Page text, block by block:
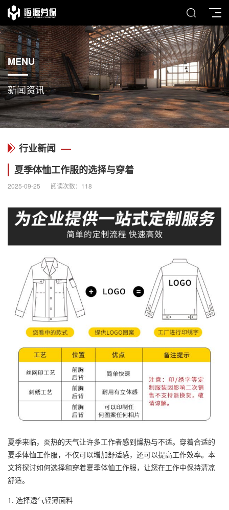
MENU
新闻资讯
行业新闻
夏季体恤工作服的选择与穿着
2025-09-25 阅读次数： 118
夏季来临，炎热的天气让许多工作者感到燥热与不适。穿着合适的
夏季体恤工作服，不仅可以增加舒适感，还可以提高工作效率。本
文将探讨如何选择和穿着夏季体恤工作服，让您在工作中保持清凉
舒适。
1. 选择透气轻薄面料